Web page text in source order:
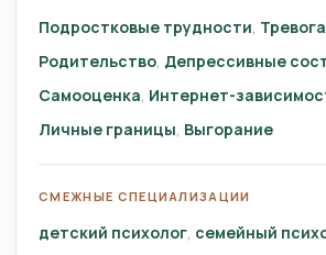
Подростковые трудности Тревога
Родительство Депрессивные
Самооценка Интернет-
Личные границы Выгорание
СМЕЖНЫЕ СПЕЦИАЛИЗАЦИИ
детский психолог семейный